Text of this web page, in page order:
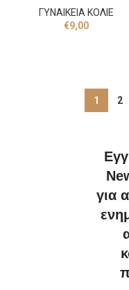
ΓΥΝΑΙΚΕΙΑ ΚΟΛΙΕ
€9,00
1 2
για